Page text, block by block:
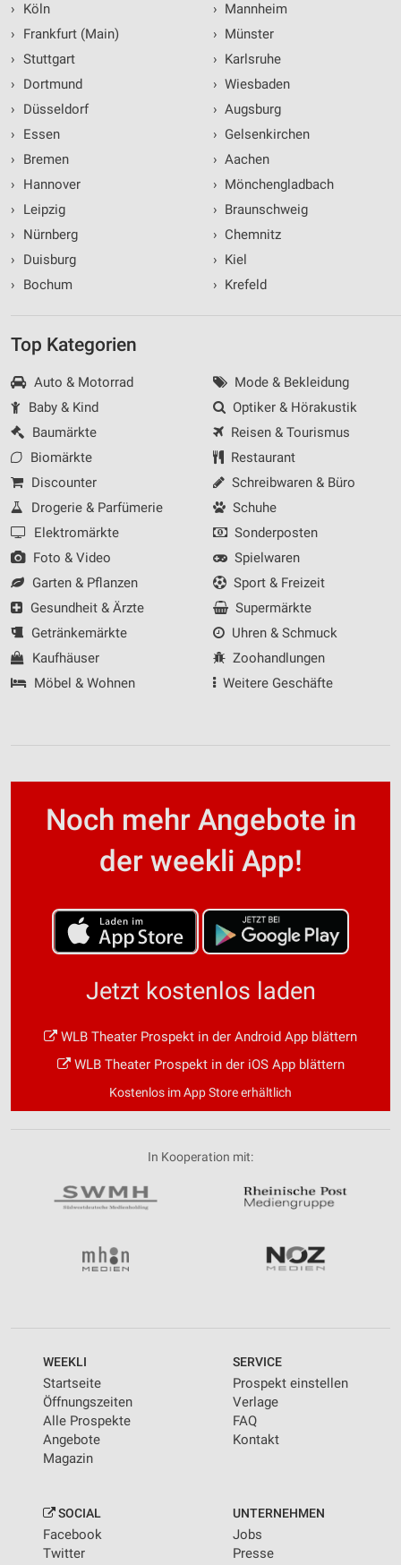
›
Köln
›
Frankfurt (Main)
› Stuttgart
›
Dortmund
›
Düsseldorf
›
Essen
›
Bremen
›
Hannover
›
Leipzig
›
Nürnberg
›
Duisburg
›
Bochum
› Mannheim
› Münster
› Karlsruhe
› Wiesbaden
› Augsburg
› Gelsenkirchen
› Aachen
› Mönchengladbach
› Braunschweig
› Chemnitz
› Kiel
› Krefeld
Top Kategorien
Auto & Motorrad
Baby & Kind
Baumärkte
Biomärkte
Discounter
Drogerie & Parfümerie
Elektromärkte
Foto & Video
Garten & Pflanzen
Gesundheit & Ärzte
Getränkemärkte
Kaufhäuser
Möbel & Wohnen
Mode & Bekleidung
Optiker & Hörakustik
Reisen & Tourismus
Restaurant
Schreibwaren & Büro
Schuhe
Sonderposten
Spielwaren
Sport & Freizeit
Supermärkte
Uhren & Schmuck
Zoohandlungen
Weitere Geschäfte
Noch mehr Angebote in
der weekli App!
Jetzt kostenlos laden
WLB Theater Prospekt in der Android App blättern
WLB Theater Prospekt in der iOS App blättern
Kostenlos im App Store erhältlich
In Kooperation mit:
WEEKLI
Startseite
Öffnungszeiten
Alle Prospekte
Angebote
Magazin
SERVICE
Prospekt einstellen
Verlage
FAQ
Kontakt
SOCIAL
Facebook
Twitter
UNTERNEHMEN
Jobs
Presse